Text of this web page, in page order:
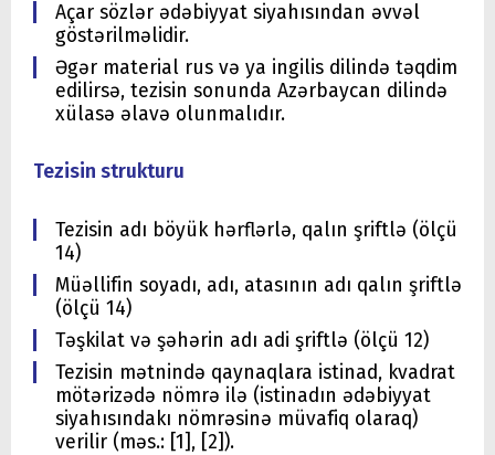
Açar sözlər ədəbiyyat siyahısından əvvəl
göstərilməlidir.
Əgər material rus və ya ingilis dilində təqdim
edilirsə, tezisin sonunda Azərbaycan dilində
xülasə əlavə olunmalıdır.
Tezisin strukturu
Tezisin adı böyük hərflərlə, qalın şriftlə (ölçü
14)
Müəllifin soyadı, adı, atasının adı qalın şriftlə
(ölçü 14)
Təşkilat və şəhərin adı adi şriftlə (ölçü 12)
Tezisin mətnində qaynaqlara istinad, kvadrat
mötərizədə nömrə ilə (istinadın ədəbiyyat
siyahısındakı nömrəsinə müvafiq olaraq)
verilir (məs.: [1], [2]).